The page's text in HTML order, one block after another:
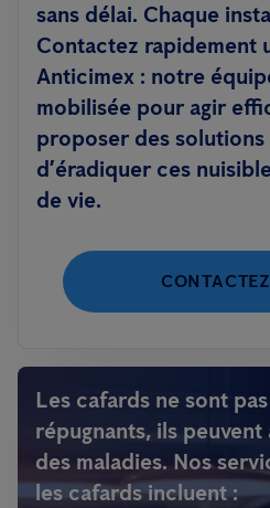
sans délai. Chaque
Contactez rapidement
Anticimex : notre
mobilisée pour agir
proposer des solutions
d’éradiquer ces
de vie.
Les cafards ne sont
répugnants, ils
des maladies. Nos
les cafards incluent :